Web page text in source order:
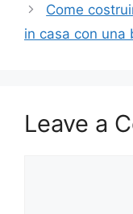
Come
in casa con una
Leave a